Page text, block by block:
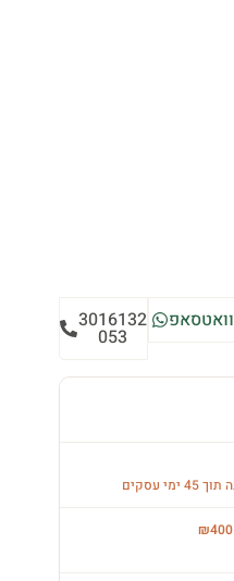
וואטסאפ 3016132
053
עסקים
₪